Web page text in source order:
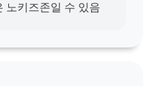
노키즈존일 수 있음